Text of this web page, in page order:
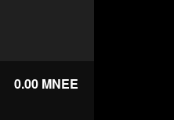
0.00 MNEE